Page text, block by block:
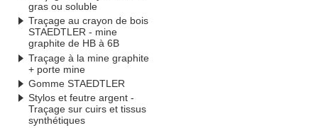
gras ou soluble
Traçage au crayon de bois
STAEDTLER - mine
graphite de HB à 6B
Traçage à la mine graphite
+ porte mine
Gomme STAEDTLER
Stylos et feutre argent -
Traçage sur cuirs et tissus
synthétiques